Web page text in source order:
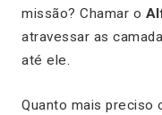
missão? Chamar o
atravessar as
até ele.
Quanto mais preciso